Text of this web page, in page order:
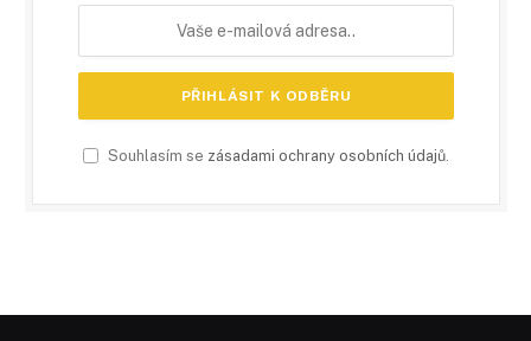
Souhlasím se zásadami ochrany osobních údajů.